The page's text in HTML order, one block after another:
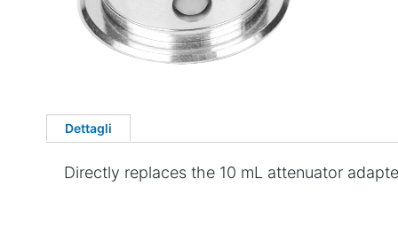
Dettagli
Directly replaces the 10 mL attenuator